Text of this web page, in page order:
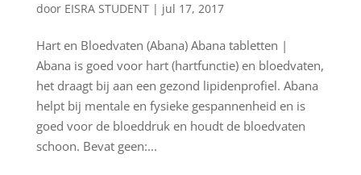
door EISRA STUDENT| jul 17, 2017
Hart en Bloedvaten (Abana) Abana tabletten |
Abana is goed voor hart (hartfunctie) en bloedvaten,
het draagt bij aan een gezond lipidenprofiel. Abana
helpt bij mentale en fysieke gespannenheid en is
goed voor de bloeddruk en houdt de bloedvaten
schoon. Bevat geen:...